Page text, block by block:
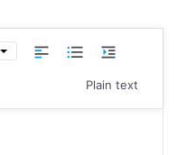
Plain text